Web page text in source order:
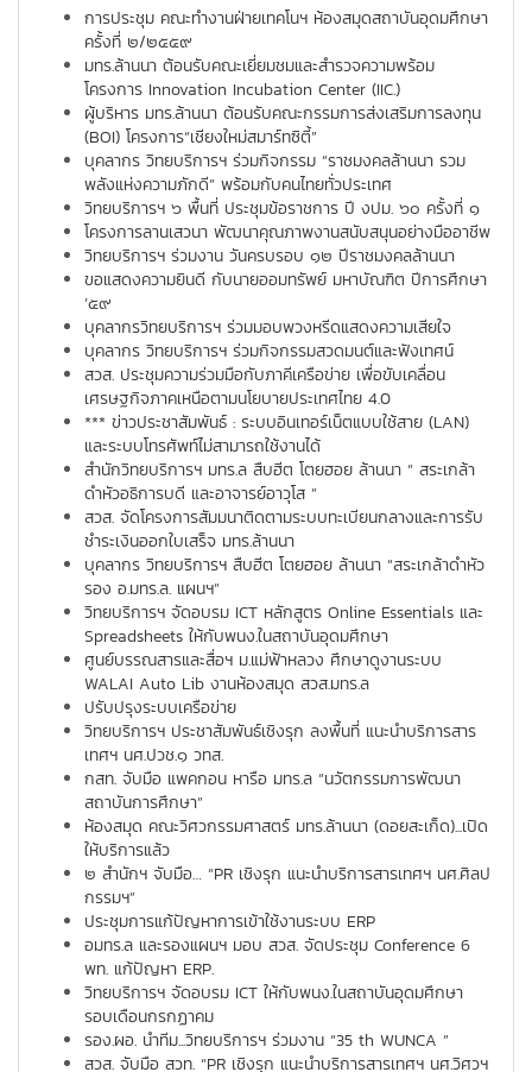
การประชุม คณะทำงานฝ่ายเทคโนฯ ห้องสมุดสถาบันอุดมศึกษา
ครั้งที่ ๒/๒๕๕๙
มทร.ล้านนา ต้อนรับคณะเยี่ยมชมและสำรวจความพร้อม
โครงการ Innovation Incubation Center (IIC.)
ผู้บริหาร มทร.ล้านนา ต้อนรับคณะกรรมการส่งเสริมการลงทุน
(BOI) โครงการ“เชียงใหม่สมาร์ทซิตี้”
บุคลากร วิทยบริการฯ ร่วมกิจกรรม “ราชมงคลล้านนา รวม
พลังแห่งความภักดี” พร้อมกับคนไทยทั่วประเทศ
วิทยบริการฯ ๖ พื้นที่ ประชุมข้อราชการ ปี งปม. ๖๐ ครั้งที่ ๑
โครงการลานเสวนา พัฒนาคุณภาพงานสนับสนุนอย่างมืออาชีพ
วิทยบริการฯ ร่วมงาน วันครบรอบ ๑๒ ปีราชมงคลล้านนา
ขอแสดงความยินดี กับนายออมทรัพย์ มหาบัณฑิต ปีการศึกษา
’๕๙
บุคลากรวิทยบริการฯ ร่วมมอบพวงหรีดแสดงความเสียใจ
บุคลากร วิทยบริการฯ ร่วมกิจกรรมสวดมนต์และฟังเทศน์
สวส. ประชุมความร่วมมือกับภาคีเครือข่าย เพื่อขับเคลื่อน
เศรษฐกิจภาคเหนือตามนโยบายประเทศไทย 4.0
*** ข่าวประชาสัมพันธ์ : ระบบอินเทอร์เน็ตแบบใช้สาย (LAN)
และระบบโทรศัพท์ไม่สามารถใช้งานได้
สำนักวิทยบริการฯ มทร.ล สืบฮีต โตยฮอย ล้านนา “ สระเกล้า
ดำหัวอธิการบดี และอาจารย์อาวุโส ”
สวส. จัดโครงการสัมมนาติดตามระบบทะเบียนกลางและการรับ
ชำระเงินออกใบเสร็จ มทร.ล้านนา
บุคลากร วิทยบริการฯ สืบฮีต โตยฮอย ล้านนา “สระเกล้าดำหัว
รอง อ.มทร.ล. แผนฯ”
วิทยบริการฯ จัดอบรม ICT หลักสูตร Online Essentials และ
Spreadsheets ให้กับพนง.ในสถาบันอุดมศึกษา
ศูนย์บรรณสารและสื่อฯ ม.แม่ฟ้าหลวง ศึกษาดูงานระบบ
WALAI Auto Lib งานห้องสมุด สวส.มทร.ล
ปรับปรุงระบบเครือข่าย
วิทยบริการฯ ประชาสัมพันธ์เชิงรุก ลงพื้นที่ แนะนำบริการสาร
เทศฯ นศ.ปวช.๑ วทส.
กสท. จับมือ แพคกอน หารือ มทร.ล “นวัตกรรมการพัฒนา
สถาบันการศึกษา”
ห้องสมุด คณะวิศวกรรมศาสตร์ มทร.ล้านนา (ดอยสะเก็ด)...เปิด
ให้บริการแล้ว
๒ สำนักฯ จับมือ… “PR เชิงรุก แนะนำบริการสารเทศฯ นศ.ศิลป
กรรมฯ”
ประชุมการแก้ปัญหาการเข้าใช้งานระบบ ERP
อมทร.ล และรองแผนฯ มอบ สวส. จัดประชุม Conference 6
พท. แก้ปัญหา ERP.
วิทยบริการฯ จัดอบรม ICT ให้กับพนง.ในสถาบันอุดมศึกษา
รอบเดือนกรกฏาคม
รอง.ผอ. นำทีม...วิทยบริการฯ ร่วมงาน “35 th WUNCA ”
สวส. จับมือ สวท. “PR เชิงรุก แนะนำบริการสารเทศฯ นศ.วิศวฯ